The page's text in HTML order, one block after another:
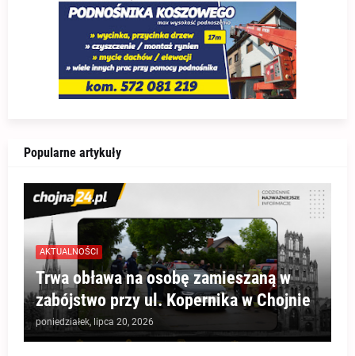
Popularne artykuły
AKTUALNOŚCI
Trwa obława na osobę zamieszaną w
zabójstwo przy ul. Kopernika w Chojnie
poniedziałek, lipca 20, 2026